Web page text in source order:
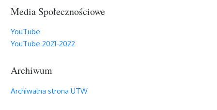
Media Społecznościowe
YouTube
YouTube 2021-2022
Archiwum
Archiwalna strona UTW